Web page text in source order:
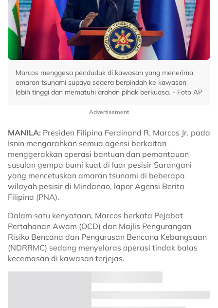
Marcos menggesa penduduk di kawasan yang menerima
amaran tsunami supaya segera berpindah ke kawasan
lebih tinggi dan mematuhi arahan pihak berkuasa. - Foto AP
Advertisement
MANILA: Presiden Filipina Ferdinand R. Marcos Jr. pada
Isnin mengarahkan semua agensi berkaitan
menggerakkan operasi bantuan dan pemantauan
susulan gempa bumi kuat di luar pesisir Sarangani
yang mencetuskan amaran tsunami di beberapa
wilayah pesisir di Mindanao, lapor Agensi Berita
Filipina (PNA).
Dalam satu kenyataan, Marcos berkata Pejabat
Pertahanan Awam (OCD) dan Majlis Pengurangan
Risiko Bencana dan Pengurusan Bencana Kebangsaan
(NDRRMC) sedang menyelaras operasi tindak balas
kecemasan di kawasan terjejas.